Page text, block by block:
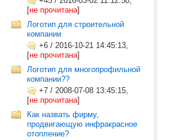
[не прочитана]
Логотип для строительной
компании
+6 / 2016-10-21 14:45:13,
[не прочитана]
Логотип для многопрофильной
компании??
+7 / 2008-07-08 13:45:15,
[не прочитана]
Как назвать фирму,
продвигающую инфракрасное
отопление?